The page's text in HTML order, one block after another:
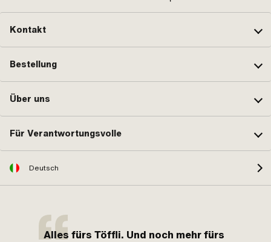
Kontakt
Bestellung
Über uns
Für Verantwortungsvolle
Deutsch
Alles fürs Töffli. Und noch mehr fürs